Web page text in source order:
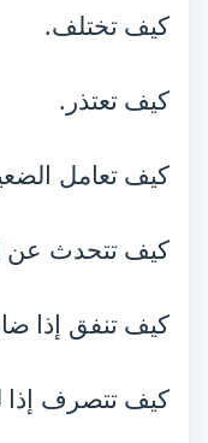
كيف تختلف.
كيف تعتذر.
كيف تعامل
كيف تتحدث عن
كيف تنفق إذا
كيف تتصرف إذا